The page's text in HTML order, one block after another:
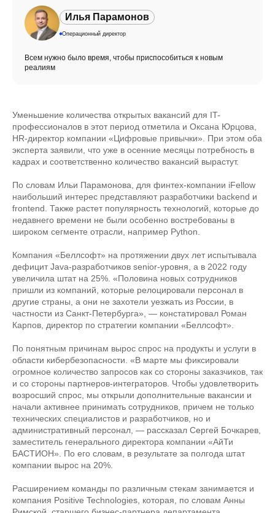
Илья Парамонов
Операционный директор
Всем нужно было время, чтобы приспособиться к новым
реалиям
Уменьшение количества открытых вакансий для IT-
профессионалов в этот период отметила и Оксана Юрцова,
HR-директор компании «Цифровые привычки». При этом оба
эксперта заявили, что уже в осенние месяцы потребность в
кадрах и соответственно количество вакансий вырастут.
По словам Ильи Парамонова, для финтех-компании iFellow
наибольший интерес представляют разработчики backend и
frontend. Также растет популярность технологий, которые до
недавнего времени не были особенно востребованы в
широком сегменте отрасли, например Python.
Компания «Беллсофт» на протяжении двух лет испытывала
дефицит Java-разработчиков senior-уровня, а в 2022 году
увеличила штат на 25%. «Половина новых сотрудников
пришли из компаний, которые релоцировали персонал в
другие страны, а они не захотели уезжать из России, в
частности из Санкт-Петербурга», — констатировал Роман
Карпов, директор по стратегии компании «Беллсофт».
По понятным причинам вырос спрос на продукты и услуги в
области кибербезопасности. «В марте мы фиксировали
огромное количество запросов как со стороны заказчиков, так
и со стороны партнеров-интеграторов. Чтобы удовлетворить
возросший спрос, мы открыли дополнительные вакансии и
начали активнее принимать сотрудников, причем не только
технических специалистов и разработчиков, но и
административный персонал, — рассказал Сергей Бочкарев,
заместитель генерального директора компании «АйТи
БАСТИОН». По его словам, в результате за полгода штат
компании вырос на 20%.
Расширением команды по различным стекам занимается и
компания Positive Technologies, которая, по словам Анны